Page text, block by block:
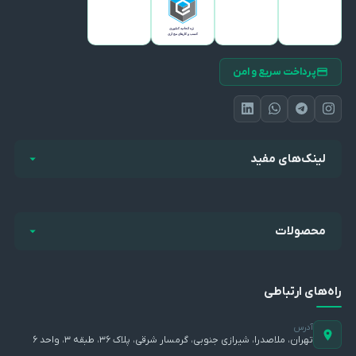
پرداخت سریع و امن
لینک‌های مفید
محصولات
راه‌های ارتباطی
آدرس
تهران، ملاصدرا، شیرازی جنوبی، گرمسار شرقی، پلاک ۳۶، طبقه ۳، واحد ۶